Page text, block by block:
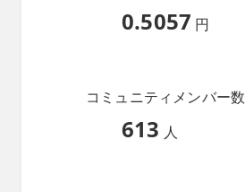
0.5057 円
コミュニティメンバー数
613 人